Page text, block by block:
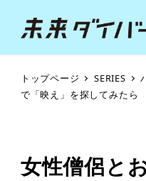
トップページ SERIES
で「映え」を探してみたら
女性僧侶と